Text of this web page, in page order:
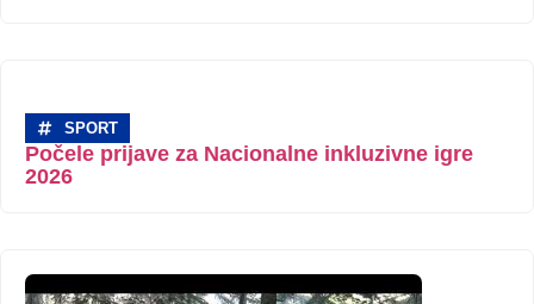
SPORT
Počele prijave za Nacionalne inkluzivne igre
2026